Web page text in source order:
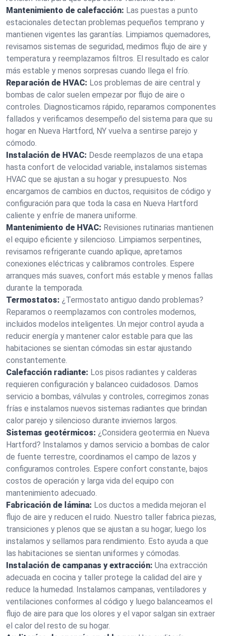
Mantenimiento de calefacción: Las puestas a punto
estacionales detectan problemas pequeños temprano y
mantienen vigentes las garantías. Limpiamos quemadores,
revisamos sistemas de seguridad, medimos flujo de aire y
temperatura y reemplazamos filtros. El resultado es calor
más estable y menos sorpresas cuando llega el frío.
Reparación de HVAC: Los problemas de aire central y
bombas de calor suelen empezar por flujo de aire o
controles. Diagnosticamos rápido, reparamos componentes
fallados y verificamos desempeño del sistema para que su
hogar en Nueva Hartford, NY vuelva a sentirse parejo y
cómodo.
Instalación de HVAC: Desde reemplazos de una etapa
hasta confort de velocidad variable, instalamos sistemas
HVAC que se ajustan a su hogar y presupuesto. Nos
encargamos de cambios en ductos, requisitos de código y
configuración para que toda la casa en Nueva Hartford
caliente y enfríe de manera uniforme.
Mantenimiento de HVAC: Revisiones rutinarias mantienen
el equipo eficiente y silencioso. Limpiamos serpentines,
revisamos refrigerante cuando aplique, apretamos
conexiones eléctricas y calibramos controles. Espere
arranques más suaves, confort más estable y menos fallas
durante la temporada.
Termostatos: ¿Termostato antiguo dando problemas?
Reparamos o reemplazamos con controles modernos,
incluidos modelos inteligentes. Un mejor control ayuda a
reducir energía y mantener calor estable para que las
habitaciones se sientan cómodas sin estar ajustando
constantemente.
Calefacción radiante: Los pisos radiantes y calderas
requieren configuración y balanceo cuidadosos. Damos
servicio a bombas, válvulas y controles, corregimos zonas
frías e instalamos nuevos sistemas radiantes que brindan
calor parejo y silencioso durante inviernos largos.
Sistemas geotérmicos: ¿Considera geotermia en Nueva
Hartford? Instalamos y damos servicio a bombas de calor
de fuente terrestre, coordinamos el campo de lazos y
configuramos controles. Espere confort constante, bajos
costos de operación y larga vida del equipo con
mantenimiento adecuado.
Fabricación de lámina: Los ductos a medida mejoran el
flujo de aire y reducen el ruido. Nuestro taller fabrica piezas,
transiciones y plenos que se ajustan a su hogar; luego los
instalamos y sellamos para rendimiento. Esto ayuda a que
las habitaciones se sientan uniformes y cómodas.
Instalación de campanas y extracción: Una extracción
adecuada en cocina y taller protege la calidad del aire y
reduce la humedad. Instalamos campanas, ventiladores y
ventilaciones conformes al código y luego balanceamos el
flujo de aire para que los olores y el vapor salgan sin extraer
el calor del resto de su hogar.